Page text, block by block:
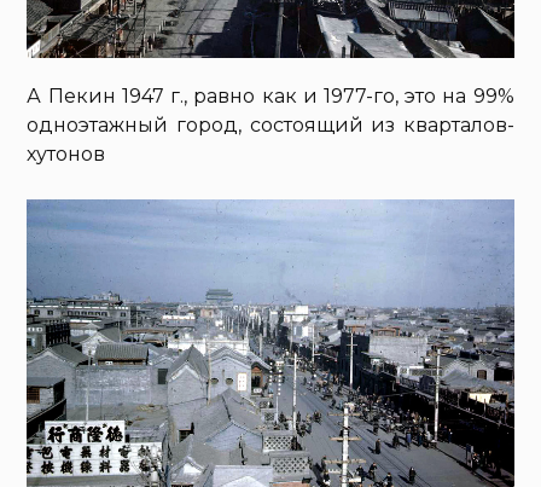
А Пекин 1947 г., равно как и 1977-го, это на 99%
одноэтажный город, состоящий из кварталов-
хутонов